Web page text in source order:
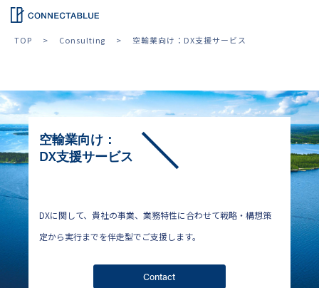
TOP Consulting 空輸業向け：DX支援サービス
空輸業向け：
DX支援サービス
DXに関して、貴社の事業、業務特性に合わせて戦略・構想策
定から実行までを伴走型でご支援します。
Contact